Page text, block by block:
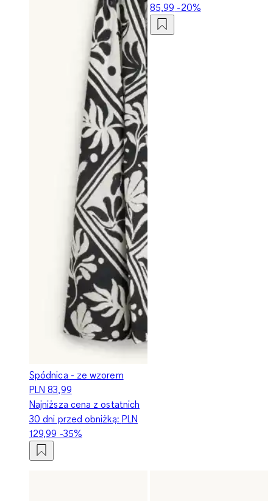
Spódnica - ze wzorem
PLN 83,99
Najniższa cena z ostatnich
30 dni przed obniżką: PLN
129,99 -35%
85,99 -20%